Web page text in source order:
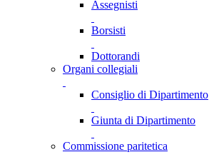
Assegnisti
Borsisti
Dottorandi
Organi collegiali
Consiglio di Dipartimento
Giunta di Dipartimento
Commissione paritetica